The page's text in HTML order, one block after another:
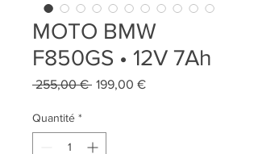
MOTO BMW
F850GS • 12V 7Ah
255,00 € Prix
199,00 €Prix
Quantité *